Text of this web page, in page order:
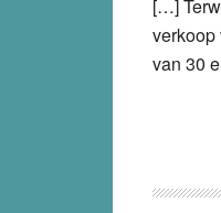
[…]
verkoop
van 30